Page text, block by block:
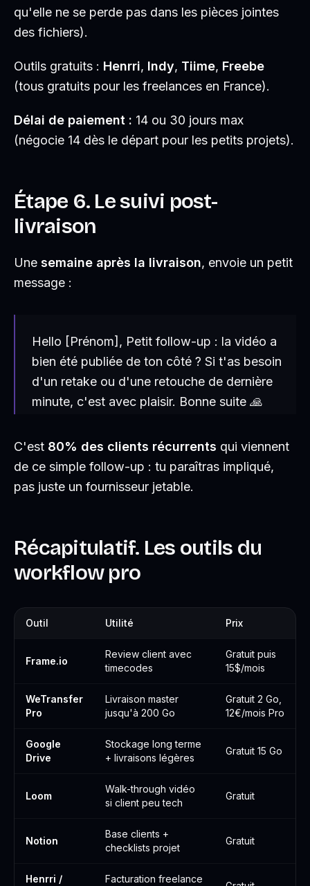
qu'elle ne se perde pas dans les pièces jointes
des fichiers).
Outils gratuits : Henrri, Indy, Tiime, Freebe
(tous gratuits pour les freelances en France).
Délai de paiement : 14 ou 30 jours max
(négocie 14 dès le départ pour les petits projets).
Étape 6. Le suivi post-
livraison
Une semaine après la livraison, envoie un petit
message :
Hello [Prénom], Petit follow-up : la vidéo a
bien été publiée de ton côté ? Si t'as besoin
d'un retake ou d'une retouche de dernière
minute, c'est avec plaisir. Bonne suite 🙏
C'est 80% des clients récurrents qui viennent
de ce simple follow-up : tu paraîtras impliqué,
pas juste un fournisseur jetable.
Récapitulatif. Les outils du
workflow pro
Outil Utilité Prix
Frame.io
Review client avec
timecodes
Gratuit puis
15$/mois
WeTransfer
Pro
Livraison master
jusqu'à 200 Go
Gratuit 2 Go,
12€/mois Pro
Google
Drive
Stockage long terme
+ livraisons légères
Gratuit 15 Go
Loom
Walk-through vidéo
si client peu tech
Gratuit
Notion
Base clients +
checklists projet
Gratuit
Henrri / Facturation freelance